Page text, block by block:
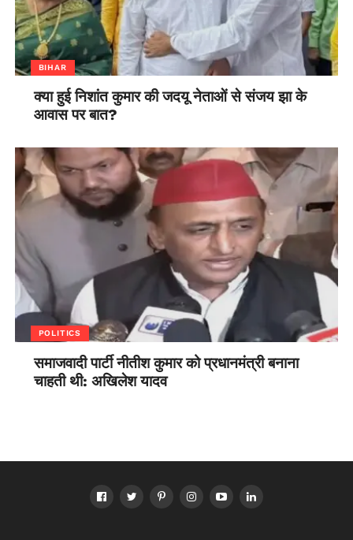
BIHAR
क्या हुई निशांत कुमार की जदयू नेताओं से संजय झा के
आवास पर बात?
POLITICS
समाजवादी पार्टी नीतीश कुमार को प्रधानमंत्री बनाना
चाहती थी: अखिलेश यादव